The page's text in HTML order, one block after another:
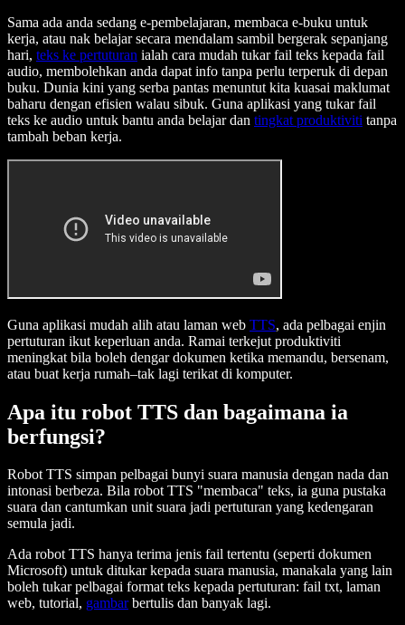
Sama ada anda sedang e-pembelajaran, membaca e-buku untuk
kerja, atau nak belajar secara mendalam sambil bergerak sepanjang
hari, teks ke pertuturan ialah cara mudah tukar fail teks kepada fail
audio, membolehkan anda dapat info tanpa perlu terperuk di depan
buku. Dunia kini yang serba pantas menuntut kita kuasai maklumat
baharu dengan efisien walau sibuk. Guna aplikasi yang tukar fail
teks ke audio untuk bantu anda belajar dan tingkat produktiviti tanpa
tambah beban kerja.
Guna aplikasi mudah alih atau laman web TTS, ada pelbagai enjin
pertuturan ikut keperluan anda. Ramai terkejut produktiviti
meningkat bila boleh dengar dokumen ketika memandu, bersenam,
atau buat kerja rumah–tak lagi terikat di komputer.
Apa itu robot TTS dan bagaimana ia
berfungsi?
Robot TTS simpan pelbagai bunyi suara manusia dengan nada dan
intonasi berbeza. Bila robot TTS "membaca" teks, ia guna pustaka
suara dan cantumkan unit suara jadi pertuturan yang kedengaran
semula jadi.
Ada robot TTS hanya terima jenis fail tertentu (seperti dokumen
Microsoft) untuk ditukar kepada suara manusia, manakala yang lain
boleh tukar pelbagai format teks kepada pertuturan: fail txt, laman
web, tutorial, gambarbertulis dan banyak lagi.